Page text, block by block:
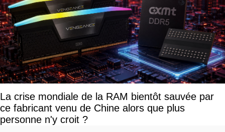
La crise mondiale de la RAM bientôt sauvée par
ce fabricant venu de Chine alors que plus
personne n'y croit ?